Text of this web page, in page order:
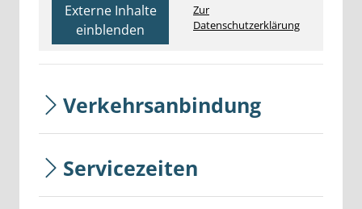
Externe Inhalte
einblenden
Zur
Datenschutzerklärung
Verkehrsanbindung
Servicezeiten